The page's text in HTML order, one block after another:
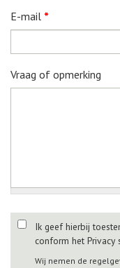
E-mail *
Vraag of opmerking
Ik geef hierbij
conform het Privacy
Wij nemen de